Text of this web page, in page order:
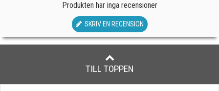
Produkten har inga recensioner
SKRIV EN RECENSION
TILL TOPPEN